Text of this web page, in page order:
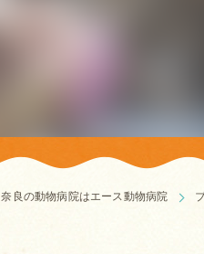
ス動物病院のお客様の声
奈良の動物病院はエース動物病院